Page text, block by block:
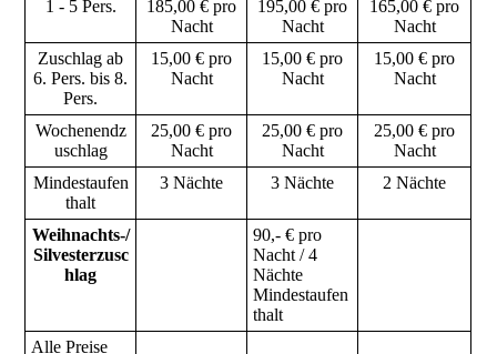
1 - 5 Pers.
185,00 € pro
Nacht
195,00 € pro
Nacht
165,00 € pro
Nacht
Zuschlag ab
6. Pers. bis 8.
Pers.
15,00 € pro
Nacht
15,00 € pro
Nacht
15,00 € pro
Nacht
Wochenendz
uschlag
25,00 € pro
Nacht
25,00 € pro
Nacht
25,00 € pro
Nacht
Mindestaufen
thalt
3 Nächte 3 Nächte 2 Nächte
Weihnachts-/
Silvesterzusc
hlag
90,- € pro
Nacht / 4
Nächte
Mindestaufen
thalt
Alle Preise